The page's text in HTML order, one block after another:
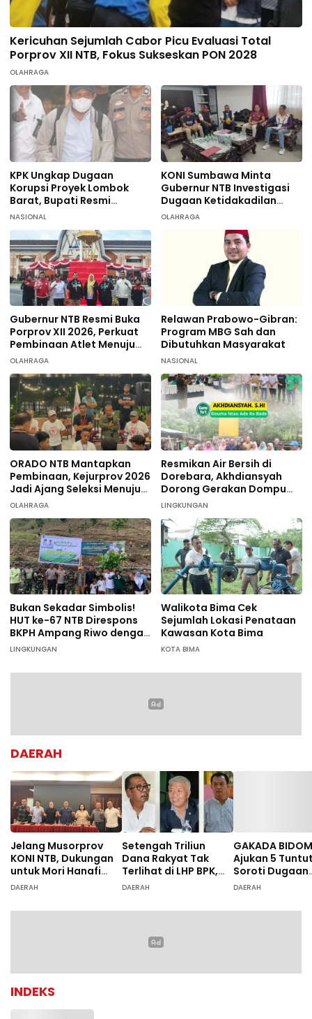
Kericuhan Sejumlah Cabor Picu Evaluasi Total
Porprov XII NTB, Fokus Sukseskan PON 2028
OLAHRAGA
KPK Ungkap Dugaan
Korupsi Proyek Lombok
Barat, Bupati Resmi
Tersangka
NASIONAL
KONI Sumbawa Minta
Gubernur NTB Investigasi
Dugaan Ketidakadilan
terhadap 9 Atlet
OLAHRAGA
Gubernur NTB Resmi Buka
Porprov XII 2026, Perkuat
Pembinaan Atlet Menuju
PON 2028
OLAHRAGA
Relawan Prabowo-Gibran:
Program MBG Sah dan
Dibutuhkan Masyarakat
NASIONAL
ORADO NTB Mantapkan
Pembinaan, Kejurprov 2026
Jadi Ajang Seleksi Menuju
Nasional
OLAHRAGA
Resmikan Air Bersih di
Dorebara, Akhdiansyah
Dorong Gerakan Dompu
Hijau
LINGKUNGAN
Bukan Sekadar Simbolis!
HUT ke-67 NTB Direspons
BKPH Ampang Riwo dengan
Aksi Tanam Pohon Massal
LINGKUNGAN
Walikota Bima Cek
Sejumlah Lokasi Penataan
Kawasan Kota Bima
KOTA BIMA
DAERAH
Jelang Musorprov
KONI NTB, Dukungan
untuk Mori Hanafi
Menguat
DAERAH
Setengah Triliun
Dana Rakyat Tak
Terlihat di LHP BPK,
Legislator PDIP DPRD
Investigatif
DAERAH
GAKADA BIDOM
Ajukan 5
Soroti Dugaan
DAERAH
INDEKS